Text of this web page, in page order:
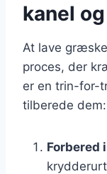
kanel
At lave
proces, der
er en trin-for-
tilberede dem:
Forbered